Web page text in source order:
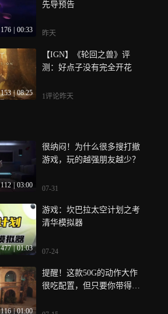
176 00:33
先导预告
昨天
153 | 08:25
【IGN】《轮回之兽》评
测：好点子没有完全开花
1评论昨天
112 03:00
很纳闷！为什么很多搜打撤
游戏，玩的越强朋友越少？
07-31
477 | 01:03
游戏：坎巴拉太空计划之考
清华模拟器
07-24
116 | 01:00
提醒！这款50G的动作大作
很吃配置，但只要你带得